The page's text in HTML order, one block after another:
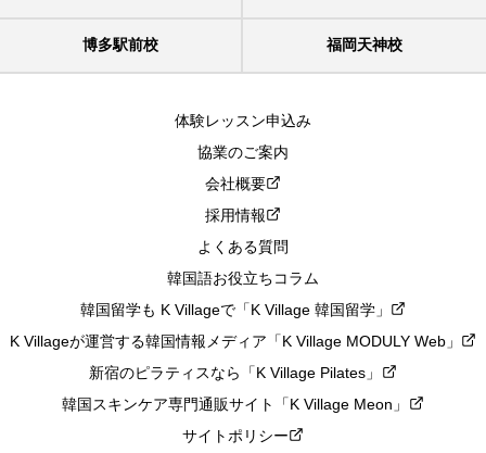
博多駅前校 福岡天神校
体験レッスン申込み
協業のご案内
会社概要
採用情報
よくある質問
韓国語お役立ちコラム
韓国留学も K Villageで「K Village 韓国留学」
K Villageが運営する韓国情報メディア「K Village MODULY Web」
新宿のピラティスなら「K Village Pilates」
韓国スキンケア専門通販サイト「K Village Meon」
サイトポリシー